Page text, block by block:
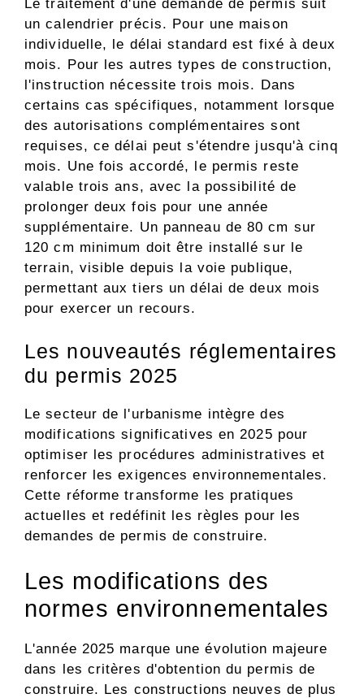
Le traitement d'une demande de permis suit
un calendrier précis. Pour une maison
individuelle, le délai standard est fixé à deux
mois. Pour les autres types de construction,
l'instruction nécessite trois mois. Dans
certains cas spécifiques, notamment lorsque
des autorisations complémentaires sont
requises, ce délai peut s'étendre jusqu'à cinq
mois. Une fois accordé, le permis reste
valable trois ans, avec la possibilité de
prolonger deux fois pour une année
supplémentaire. Un panneau de 80 cm sur
120 cm minimum doit être installé sur le
terrain, visible depuis la voie publique,
permettant aux tiers un délai de deux mois
pour exercer un recours.
Les nouveautés réglementaires
du permis 2025
Le secteur de l'urbanisme intègre des
modifications significatives en 2025 pour
optimiser les procédures administratives et
renforcer les exigences environnementales.
Cette réforme transforme les pratiques
actuelles et redéfinit les règles pour les
demandes de permis de construire.
Les modifications des
normes environnementales
L'année 2025 marque une évolution majeure
dans les critères d'obtention du permis de
construire. Les constructions neuves de plus